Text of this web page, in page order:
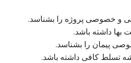
خصوصی پروژه را بشناسد.
بها داشته باشد.
پیمان را بشناسد.
تسلط کافی داشته باشد.